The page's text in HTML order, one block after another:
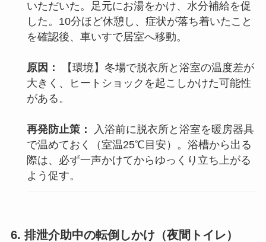
いただいた。足元にお湯をかけ、水分補給を促
した。10分ほど休憩し、症状が落ち着いたこと
を確認後、車いすで居室へ移動。
原因：
【環境】冬場で脱衣所と浴室の温度差が
大きく、ヒートショックを起こしかけた可能性
がある。
再発防止策：
入浴前に脱衣所と浴室を暖房器具
で温めておく（室温25℃目安）。浴槽から出る
際は、必ず一声かけてからゆっくり立ち上がる
よう促す。
6. 排泄介助中の転倒しかけ（夜間トイレ）